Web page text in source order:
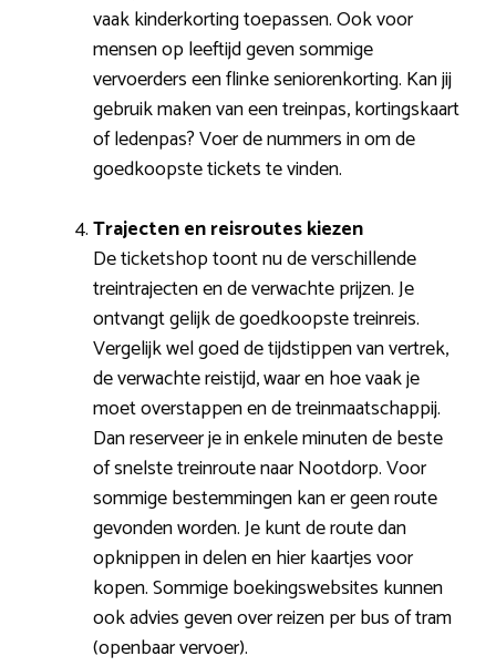
vaak kinderkorting toepassen. Ook voor
mensen op leeftijd geven sommige
vervoerders een flinke seniorenkorting. Kan jij
gebruik maken van een treinpas, kortingskaart
of ledenpas? Voer de nummers in om de
goedkoopste tickets te vinden.
Trajecten en reisroutes kiezen
De ticketshop toont nu de verschillende
treintrajecten en de verwachte prijzen. Je
ontvangt gelijk de goedkoopste treinreis.
Vergelijk wel goed de tijdstippen van vertrek,
de verwachte reistijd, waar en hoe vaak je
moet overstappen en de treinmaatschappij.
Dan reserveer je in enkele minuten de beste
of snelste treinroute naar Nootdorp. Voor
sommige bestemmingen kan er geen route
gevonden worden. Je kunt de route dan
opknippen in delen en hier kaartjes voor
kopen. Sommige boekingswebsites kunnen
ook advies geven over reizen per bus of tram
(openbaar vervoer).